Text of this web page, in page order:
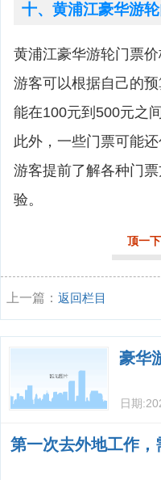
十、黄浦江豪华游
黄浦江豪华游轮门票
游客可以根据自己的
能在100元到500元之
此外，一些门票可能
游客提前了解各种门
验。
顶一下
上一篇： 返回栏目
豪华
日期:
第一次去外地工作，